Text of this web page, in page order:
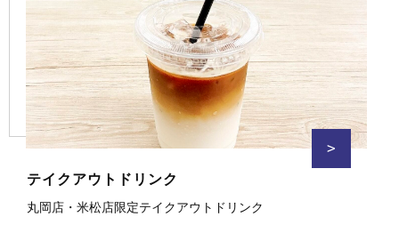
>
テイクアウトドリンク
丸岡店・米松店限定テイクアウトドリンク